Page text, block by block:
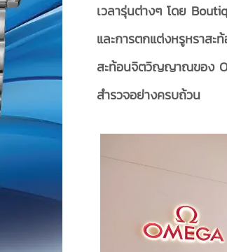
เวลารุ่นต่างๆ โดย
และการตกแต่งหรูหราสะ
สะท้อนจิตวิญญาณของ
สำรวจอย่างครบถ้วน